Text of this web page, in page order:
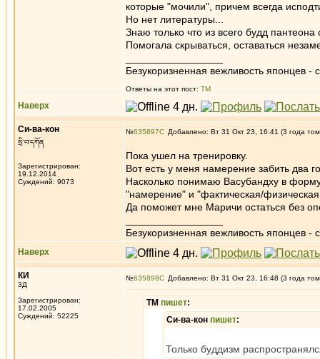
которые "мочили", причем всегда
Но нет литературы...
Знаю только что из всего будд
Помогала скрываться, оставаться
Безукоризненная вежливость японцев -
Ответы на этот пост: ТМ
Наверх
Си-ва-кон
སྲི་བ་དཀོན
Зарегистрирован:
19.12.2014
Суждений: 9073
№635897 Добавлено: Вт 31 Окт 23, 16:41 (3 года
Пока ушел на тренировку.
Вот есть у меня намерение забить два
Насколько понимаю Васубандху в
"намерение" и "фактическая/
Да поможет мне Маричи остаться без
Безукоризненная вежливость японцев -
Наверх
КИ
3Д
Зарегистрирован:
17.02.2005
Суждений: 52225
№635898 Добавлено: Вт 31 Окт 23, 16:48 (3 года
ТМ пишет:
Си-ва-кон пишет:
Только буддизм